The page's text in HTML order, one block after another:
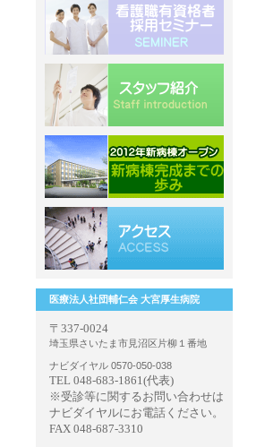
医療法人社団輔仁会 大宮厚生病院
〒337-0024
埼玉県さいたま市見沼区片柳１番地
ナビダイヤル 0570-050-038
TEL 048-683-1861(代表)
※受診等に関するお問い合わせは
ナビダイヤルにお電話ください。
FAX 048-687-3310